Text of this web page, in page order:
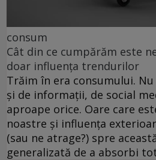
consum
Cât din ce cumpărăm este
doar influența trendurilor
Trăim în era consumului.
și de informații, de social
aproape orice. Oare care
noastre și influența
(sau ne atrage?) spre
generalizată de a absorbi